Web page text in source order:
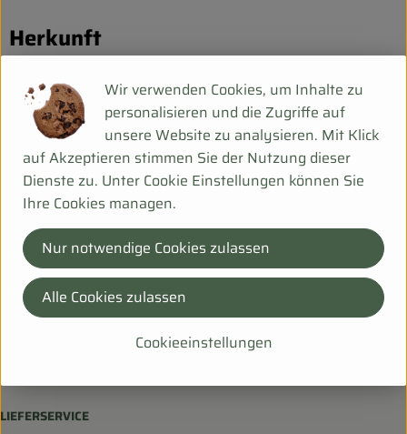
Herkunft
Hersteller: Biohof Scharf
DE-99198 Ollendorf Deu
Mehr Info
Bei Fragen helfen wir Dir gerne weiter!
Hanfsack 50b,
99198 Ollendorf
036203 253534
LIEFERSERVICE
Wir verwenden Cookies, um Inhalte zu
personalisieren und die Zugriffe auf
unsere Website zu analysieren. Mit Klick
auf Akzeptieren stimmen Sie der Nutzung dieser
Dienste zu. Unter Cookie Einstellungen können Sie
Ihre Cookies managen.
Cookieeinstellungen
Nur notwendige Cookies zulassen
Alle Cookies zulassen